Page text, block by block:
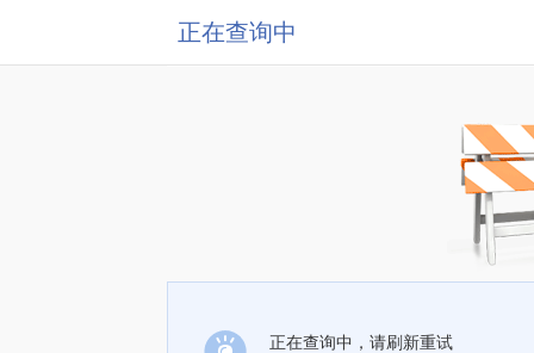
正在查询中
正在查询中，请刷新重试